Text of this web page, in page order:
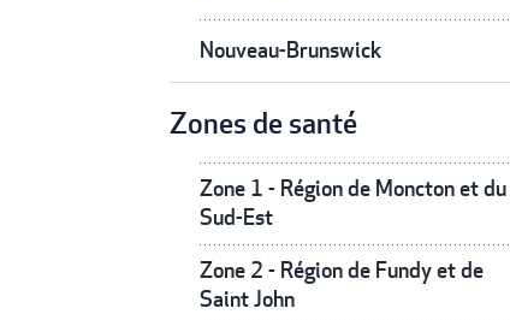
Nouveau-Brunswick
Zones de santé
Zone 1 - Région de Moncton et du
Sud-Est
Zone 2 - Région de Fundy et de
Saint John